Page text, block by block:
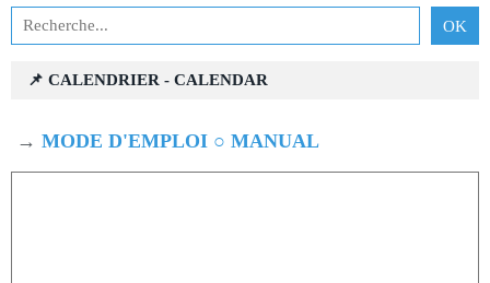
📌 CALENDRIER - CALENDAR
→ MODE D'EMPLOI ○ MANUAL